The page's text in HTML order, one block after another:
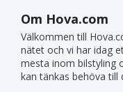
Om Hova.com
Välkommen till
nätet och vi har idag
mesta inom bilstyling
kan tänkas behöva till